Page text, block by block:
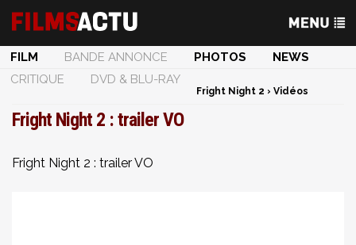
FILM BANDE ANNONCE PHOTOS
NEWS
CRITIQUE
DVD & BLU-RAY
Fright Night 2 › Vidéos
Fright Night 2 : trailer VO
Fright Night 2 : trailer VO